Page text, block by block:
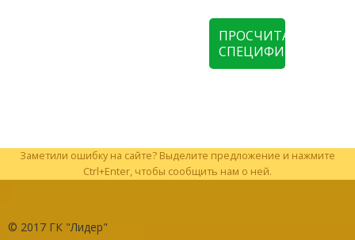
ПРОСЧИТАТЬ
СПЕЦИФИКАЦИЮ
Заметили ошибку на сайте? Выделите предложение и нажмите
Ctrl+Enter, чтобы сообщить нам о ней.
© 2017 ГК "Лидер"